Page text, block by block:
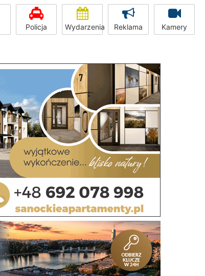
Policja Wydarzenia Reklama Kamery